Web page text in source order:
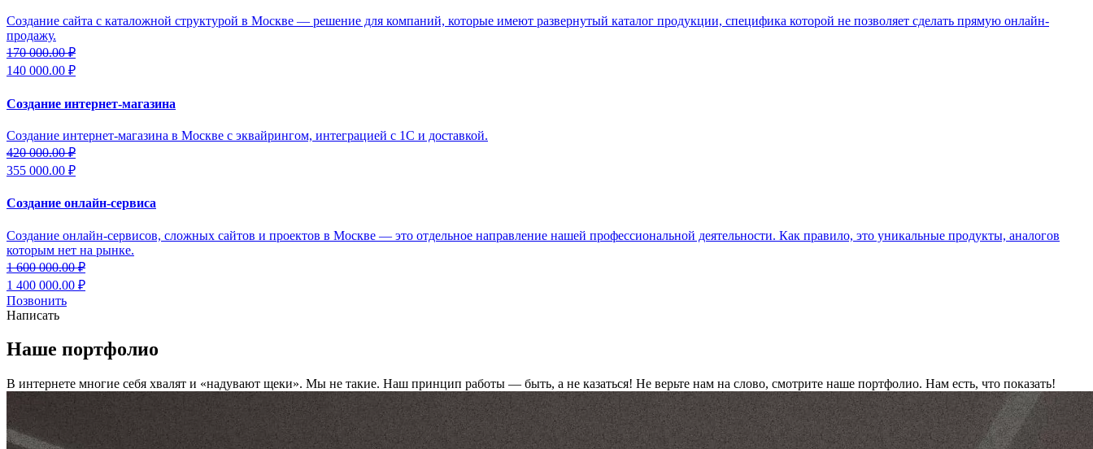
Создание сайта с каталожной структурой в Москве — решение для компаний, которые имеют развернутый каталог продукции, специфика которой не позволяет сделать прямую онлайн-
продажу.
170 000.00₽
140 000.00 ₽
Создание интернет-магазина
Создание интернет-магазина в Москве с эквайрингом, интеграцией с 1С и доставкой.
420 000.00₽
355 000.00 ₽
Создание онлайн-сервиса
Создание онлайн-сервисов, сложных сайтов и проектов в Москве — это отдельное направление нашей профессиональной деятельности. Как правило, это уникальные продукты, аналогов
которым нет на рынке.
1 600 000.00₽
1 400 000.00 ₽
Позвонить
Написать
Наше портфолио
В интернете многие себя хвалят и «надувают щеки». Мы не такие. Наш принцип работы — быть, а не казаться! Не верьте нам на слово, смотрите наше портфолио. Нам есть, что показать!